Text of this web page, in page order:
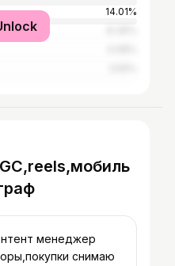
14.01%
менеджер
снимаю